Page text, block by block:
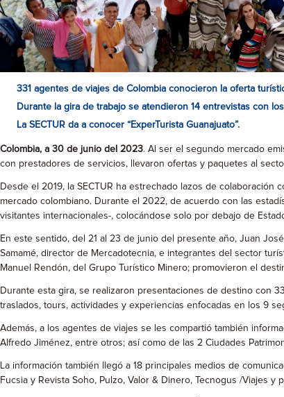
331 agentes de viajes de Colombia conocieron la oferta
Durante la gira de trabajo se atendieron 14 entrevistas con
La SECTUR da a conocer “ExperTurista Guanajuato”.
Colombia, a 30 de junio del 2023. Al ser el segundo mercado
con prestadores de servicios, llevaron ofertas y paquetes al
Desde el 2019, la SECTUR ha estrechado lazos de
mercado colombiano. Durante el 2022, de acuerdo con las
visitantes internacionales-, colocándose solo por debajo de
En este sentido, del 21 al 23 de junio del presente año, Juan
Samamé, director de Mercadotecnia, e integrantes del sector
Manuel Rendón, del Grupo Turístico Minero; promovieron el
Durante esta gira, se realizaron presentaciones de destino con
traslados, tours, actividades y experiencias enfocadas en los 9
Además, a los agentes de viajes se les compartió también
Alfredo Jiménez, entre otros; así como de las 2 Ciudades
La información también llegó a 18 principales medios de
Fucsia y Revista Soho, Pulzo, Valor & Dinero, Tecnogus /Viajes y